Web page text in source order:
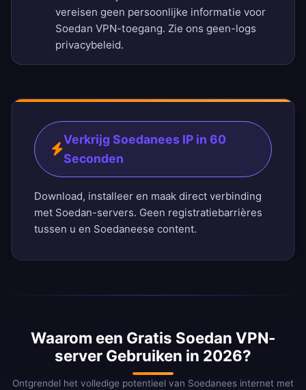
vereisen geen persoonlijke informatie voor
Soedan VPN-toegang. Zie ons geen-logs
privacybeleid.
Verkrijg Soedanees IP in 60
Seconden
Download, installeer en maak direct verbinding
met Soedan-servers. Geen registratiebarrières
tussen u en Soedaneese content.
Waarom een Gratis Soedan VPN-
server Gebruiken in 2026?
Ontgrendel het volledige potentieel van Soedanees internet met